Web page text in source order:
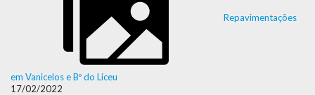
Repavimentações
em Vanicelos e Bº do Liceu
17/02/2022